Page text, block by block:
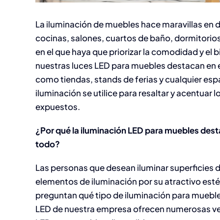
La iluminación de muebles hace maravillas en
cocinas, salones, cuartos de baño,
en el que haya que priorizar la comodidad y el
nuestras luces LED para muebles destacan
como tiendas, stands de ferias y cualquier
iluminación se utilice para resaltar y acentuar
expuestos.
¿Por qué la iluminación LED para muebles
todo?
Las personas que desean iluminar superficies
elementos de iluminación por su atractivo
preguntan qué tipo de iluminación para
LED de nuestra empresa ofrecen numerosas